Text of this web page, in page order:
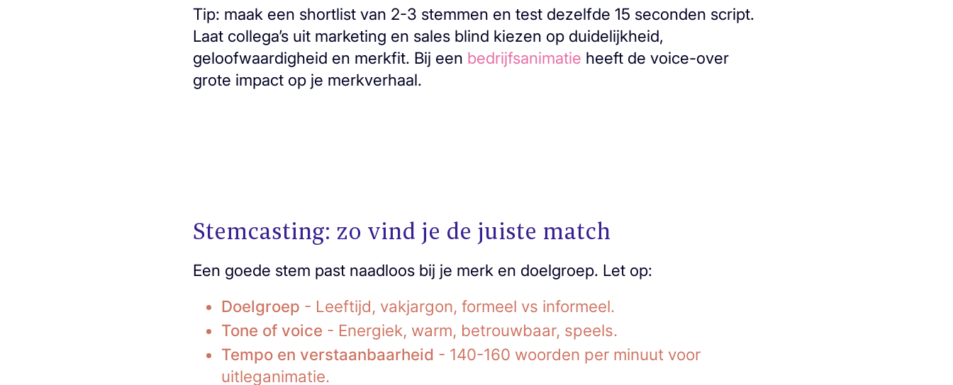
Tip: maak een shortlist van 2-3 stemmen en test dezelfde 15 seconden script.
Laat collega’s uit marketing en sales blind kiezen op duidelijkheid,
geloofwaardigheid en merkfit. Bij een bedrijfsanimatie heeft de voice-over
grote impact op je merkverhaal.
Stemcasting: zo vind je de juiste match
Een goede stem past naadloos bij je merk en doelgroep. Let op:
Doelgroep - Leeftijd, vakjargon, formeel vs informeel.
Tone of voice - Energiek, warm, betrouwbaar, speels.
Tempo en verstaanbaarheid - 140-160 woorden per minuut voor
uitleganimatie.